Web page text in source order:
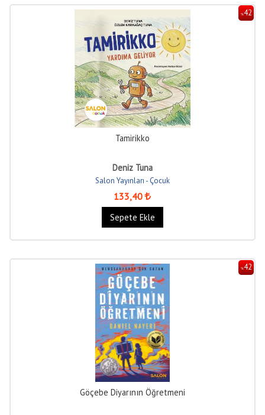
%42
Tamirikko
Deniz Tuna
Salon Yayınları - Çocuk
133,40
Sepete Ekle
%42
Göçebe Diyarının Öğretmeni